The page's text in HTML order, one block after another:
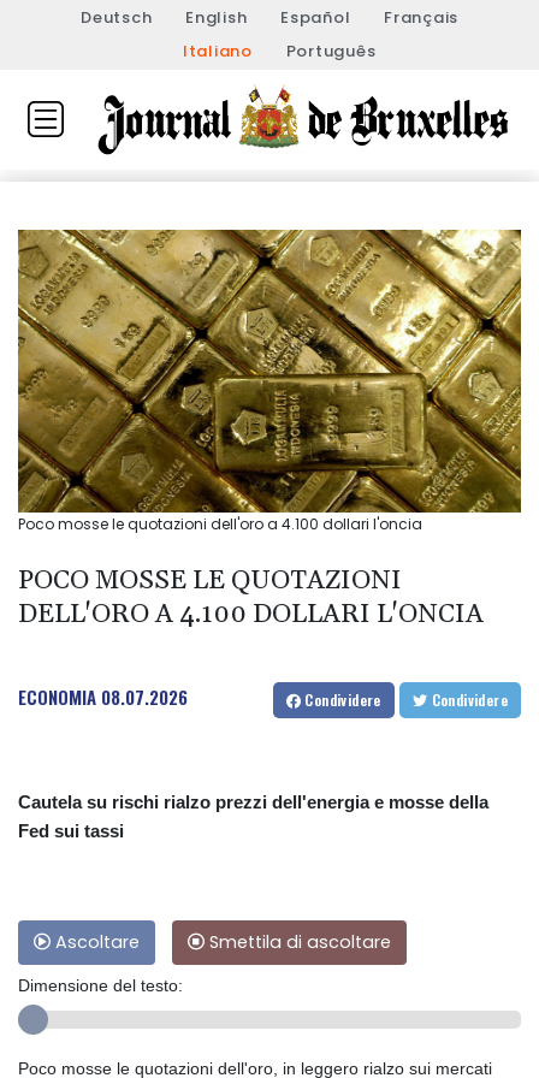
Deutsch English Español
Français
Italiano
Português
Poco mosse le quotazioni dell'oro a 4.100 dollari l'oncia
POCO MOSSE LE QUOTAZIONI
DELL'ORO A 4.100 DOLLARI L'ONCIA
ECONOMIA 08.07.2026 Condividere Condividere
Cautela su rischi rialzo prezzi dell'energia e mosse della
Fed sui tassi
Ascoltare Smettila di ascoltare
Dimensione del testo:
Poco mosse le quotazioni dell'oro, in leggero rialzo sui mercati